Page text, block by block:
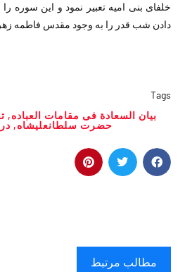
خلفای بنی امیه تعبیر نمود و این سوره
دادن شب قدر را به وجود مقدس فاطمه
Tags
بیان السعادة فی مقامات العباده,
حضرت سلطانعلیشاه,
مطالب مرتبط